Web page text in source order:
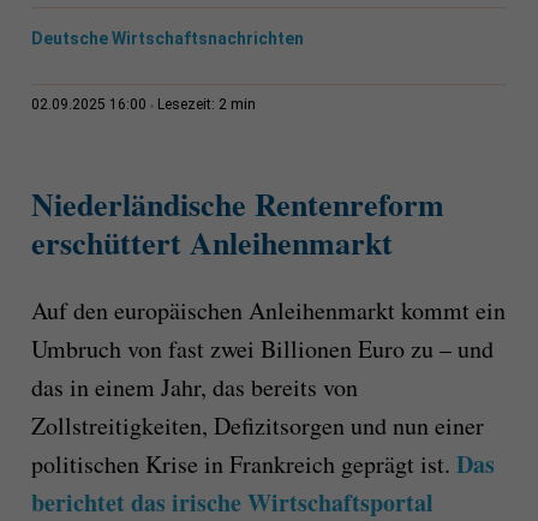
Deutsche Wirtschaftsnachrichten
02.09.2025 16:00 Lesezeit: 2 min
Niederländische Rentenreform
erschüttert Anleihenmarkt
Auf den europäischen Anleihenmarkt kommt ein
Umbruch von fast zwei Billionen Euro zu – und
das in einem Jahr, das bereits von
Zollstreitigkeiten, Defizitsorgen und nun einer
politischen Krise in Frankreich geprägt ist. Das
berichtet das irische Wirtschaftsportal